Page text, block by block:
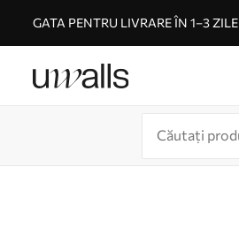
GATA PENTRU LIVRARE ÎN 1–3 ZILE